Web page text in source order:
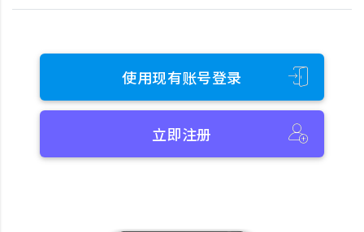
使用现有账号登录
立即注册